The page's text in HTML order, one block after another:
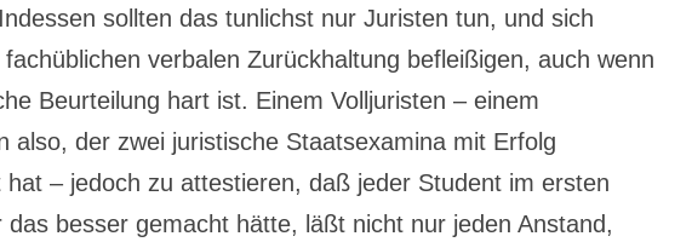
sollten das tunlichst nur Juristen tun, und sich
verbalen Zurückhaltung befleißigen, auch wenn
Beurteilung hart ist. Einem Volljuristen – einem
also, der zwei juristische Staatsexamina mit Erfolg
hat – jedoch zu attestieren, daß jeder Student im ersten
das besser gemacht hätte, läßt nicht nur jeden Anstand,